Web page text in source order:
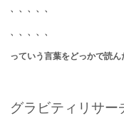
、、、、、
、、、、、
っていう言葉をどっかで読
グラビティリサー